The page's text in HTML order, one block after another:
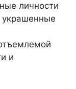
личности
и